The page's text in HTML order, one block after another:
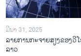
ມີນາ 31, 2025
ລາຍການກະຈາຍສຽງຂອງວີ
ລາວ